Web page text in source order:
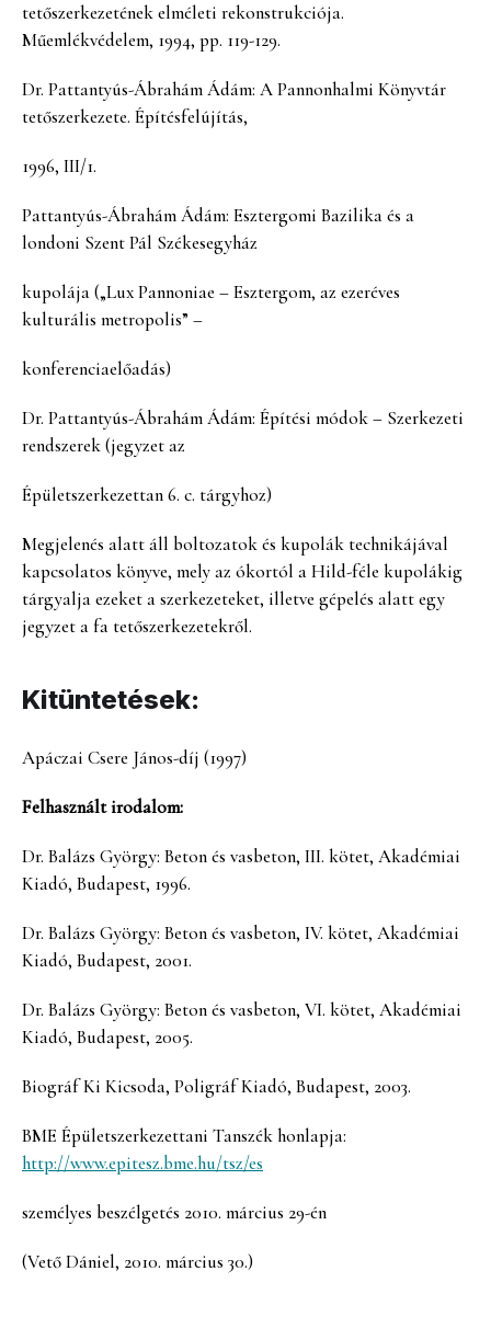
tetőszerkezetének elméleti rekonstrukciója.
Műemlékvédelem, 1994, pp. 119-129.
Dr. Pattantyús-Ábrahám Ádám: A Pannonhalmi Könyvtár
tetőszerkezete. Építésfelújítás,
1996, III/1.
Pattantyús-Ábrahám Ádám: Esztergomi Bazilika és a
londoni Szent Pál Székesegyház
kupolája („Lux Pannoniae – Esztergom, az ezeréves
kulturális metropolis” –
konferenciaelőadás)
Dr. Pattantyús-Ábrahám Ádám: Építési módok – Szerkezeti
rendszerek (jegyzet az
Épületszerkezettan 6. c. tárgyhoz)
Megjelenés alatt áll boltozatok és kupolák technikájával
kapcsolatos könyve, mely az ókortól a Hild-féle kupolákig
tárgyalja ezeket a szerkezeteket, illetve gépelés alatt egy
jegyzet a fa tetőszerkezetekről.
Kitüntetések:
Apáczai Csere János-díj (1997)
Felhasznált irodalom:
Dr. Balázs György: Beton és vasbeton, III. kötet, Akadémiai
Kiadó, Budapest, 1996.
Dr. Balázs György: Beton és vasbeton, IV. kötet, Akadémiai
Kiadó, Budapest, 2001.
Dr. Balázs György: Beton és vasbeton, VI. kötet, Akadémiai
Kiadó, Budapest, 2005.
Biográf Ki Kicsoda, Poligráf Kiadó, Budapest, 2003.
BME Épületszerkezettani Tanszék honlapja:
http://www.epitesz.bme.hu/tsz/es
személyes beszélgetés 2010. március 29-én
(Vető Dániel, 2010. március 30.)